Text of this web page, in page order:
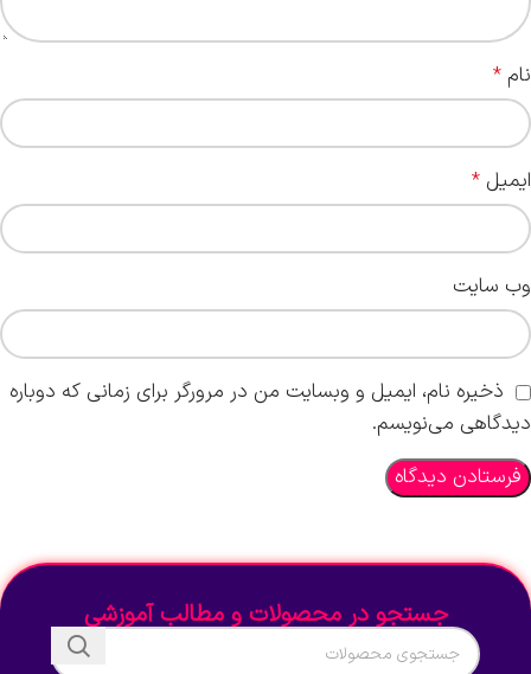
نام *
ایمیل *
وب‌ سایت
ذخیره نام، ایمیل و وبسایت من در مرورگر برای زمانی که دوباره
دیدگاهی می‌نویسم.
جستجو در محصولات و مطالب آموزشی